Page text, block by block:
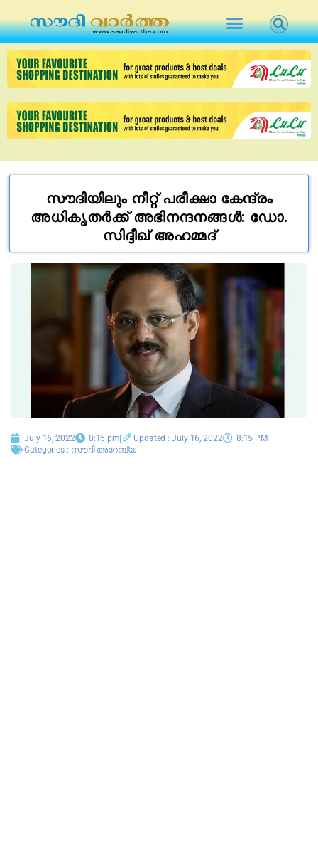
സൗദിയിലും നീറ്റ്​ പരീക്ഷാ കേന്ദ്രം
അധികൃതർക്ക്​ അഭിനന്ദനങ്ങൾ: ഡോ.
സിദ്ദീഖ്​ അഹമ്മദ്​
July 16, 2022 8:15 pm Updated : July 16, 2022
8:15 PM
Categories : സൗദി അറേബ്യ